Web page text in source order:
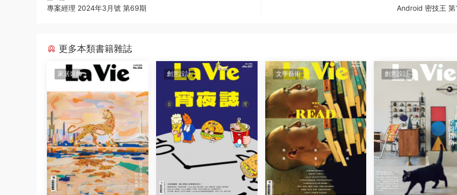
專案經理 2024年3月號 第69期 Android 密技王
更多本類書籍雜誌
家居裝飾 創意設計 文學藝術 創意設計